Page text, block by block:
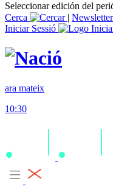
Seleccionar edición del
Cerca
|
Iniciar Sessió
ara mateix
10:30